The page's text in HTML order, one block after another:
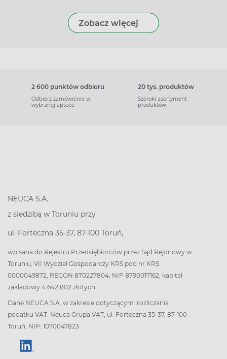
Zobacz więcej
2 600 punktów odbioru
Odbierz zamówienie w
wybranej aptece
20 tys. produktów
Szeroki asortyment
produktów
NEUCA S.A.
z siedzibą w Toruniu przy
ul. Forteczna 35-37, 87-100 Toruń,
wpisana do Rejestru Przedsiębiorców przez Sąd Rejonowy w
Toruniu, VII Wydział Gospodarczy KRS pod nr KRS:
0000049872, REGON 870227804, NIP 8790017162, kapitał
zakładowy 4 642 802 złotych.
Dane NEUCA S.A. w zakresie dotyczącym: rozliczania
podatku VAT: Neuca Grupa VAT, ul. Forteczna 35-37, 87-100
Toruń, NIP: 1070047823